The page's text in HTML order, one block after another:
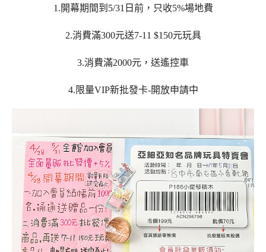
1.開幕期間到5/31日前，只收5%場地費
2.消費滿300元送7-11 $150元玩具
3.消費滿2000元，送遙控車
4.限量VIP新批發卡-開放申請中